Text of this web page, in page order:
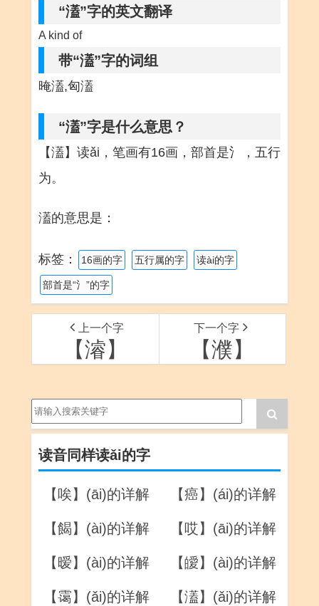
“濭”字的英文翻译
A kind of
带“濭”字的词组
晻濭,匈濭
“濭”字是什么意思？
【濭】读ǎi，笔画有16画，部首是氵，五行
为。
濭的意思是：
标签： 16画的字 五行属的字 读ài的字
部首是“氵”的字
上一个字
【濬】
下一个字
【濮】
读音同样读ǎi的字
【唉】(āi)的详解 【癌】(ái)的详解
【餲】(ài)的详解 【哎】(āi)的详解
【暧】(ài)的详解 【皧】(ài)的详解
【霭】(ǎi)的详解 【濭】(ǎi)的详解